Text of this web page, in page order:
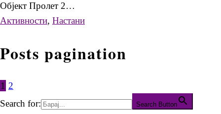
Објект Пролет 2…
Активности, Настани
Posts pagination
1 2
Search for:
Search Button